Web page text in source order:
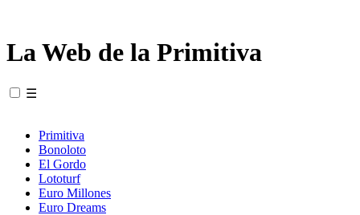
La Web de la Primitiva
☰
Primitiva
Bonoloto
El Gordo
Lototurf
Euro Millones
Euro Dreams